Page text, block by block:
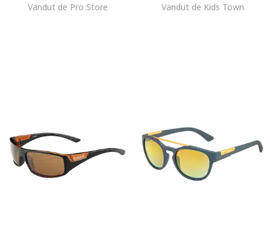
Vandut de Pro Store Vandut de Kids Town